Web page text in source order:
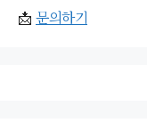
📩 문의하기